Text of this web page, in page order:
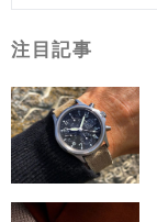
注目記事